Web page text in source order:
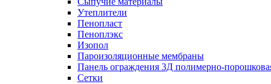
Утеплители
Пенопласт
Пеноплэкс
Изопол
Пароизоляционные мембраны
Панель ограждения 3Д полимерно-
Сетки